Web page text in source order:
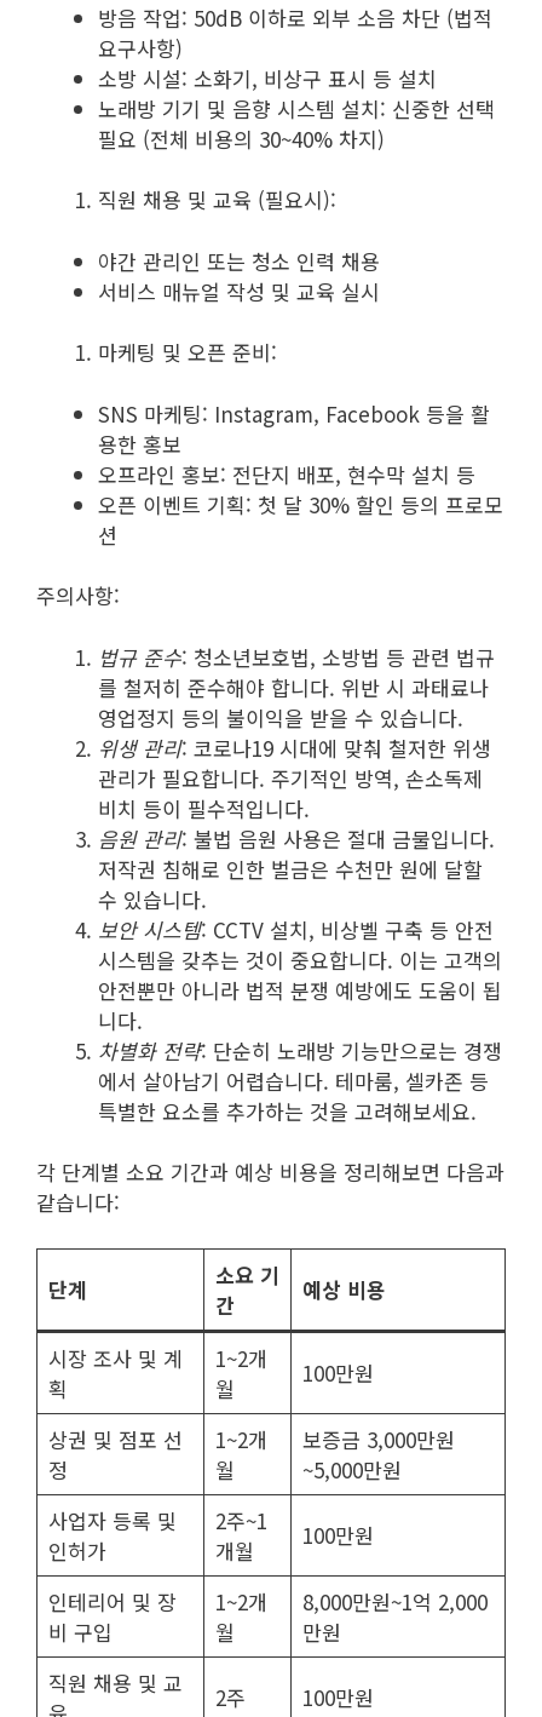
방음 작업: 50dB 이하로 외부 소음 차단 (법적
요구사항)
소방 시설: 소화기, 비상구 표시 등 설치
노래방 기기 및 음향 시스템 설치: 신중한 선택
필요 (전체 비용의 30~40% 차지)
직원 채용 및 교육 (필요시):
야간 관리인 또는 청소 인력 채용
서비스 매뉴얼 작성 및 교육 실시
마케팅 및 오픈 준비:
SNS 마케팅: Instagram, Facebook 등을 활
용한 홍보
오프라인 홍보: 전단지 배포, 현수막 설치 등
오픈 이벤트 기획: 첫 달 30% 할인 등의 프로모
션
주의사항:
법규 준수: 청소년보호법, 소방법 등 관련 법규
를 철저히 준수해야 합니다. 위반 시 과태료나
영업정지 등의 불이익을 받을 수 있습니다.
위생 관리: 코로나19 시대에 맞춰 철저한 위생
관리가 필요합니다. 주기적인 방역, 손소독제
비치 등이 필수적입니다.
음원 관리: 불법 음원 사용은 절대 금물입니다.
저작권 침해로 인한 벌금은 수천만 원에 달할
수 있습니다.
보안 시스템: CCTV 설치, 비상벨 구축 등 안전
시스템을 갖추는 것이 중요합니다. 이는 고객의
안전뿐만 아니라 법적 분쟁 예방에도 도움이 됩
니다.
차별화 전략: 단순히 노래방 기능만으로는 경쟁
에서 살아남기 어렵습니다. 테마룸, 셀카존 등
특별한 요소를 추가하는 것을 고려해보세요.
각 단계별 소요 기간과 예상 비용을 정리해보면 다음과
같습니다:
단계
소요 기
간
예상 비용
시장 조사 및 계
획
1~2개
월
100만원
상권 및 점포 선
정
1~2개
월
보증금 3,000만원
~5,000만원
사업자 등록 및
인허가
2주~1
개월
100만원
인테리어 및 장
비 구입
1~2개
월
8,000만원~1억 2,000
만원
직원 채용 및 교
2주 100만원